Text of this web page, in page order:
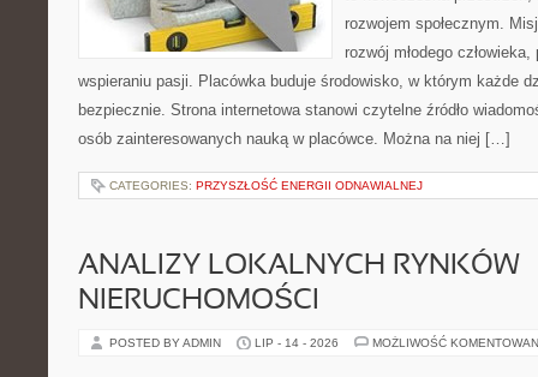
rozwojem społecznym.
rozwój młodego
wspieraniu pasji. Placówka buduje środowisko, w którym każde
bezpiecznie. Strona internetowa stanowi czytelne źródło
osób zainteresowanych nauką w placówce. Można na niej […]
CATEGORIES: PRZYSZŁOŚĆ ENERGII ODNAWIALNEJ
ANALIZY LOKALNYCH RYNKÓW
NIERUCHOMOŚCI
POSTED BY ADMIN LIP - 14 - 2026 MOŻLIWOŚĆ